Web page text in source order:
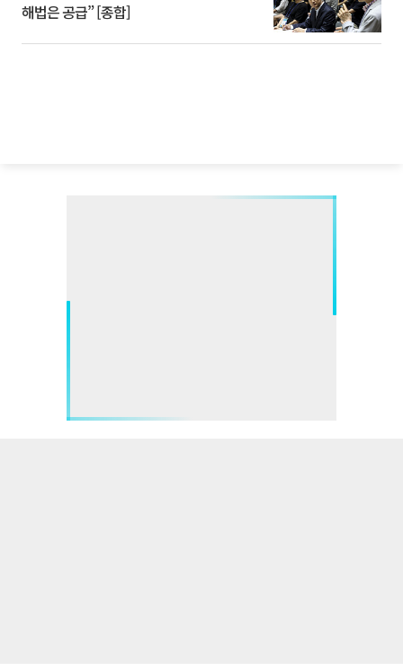
해법은 공급” [종합]